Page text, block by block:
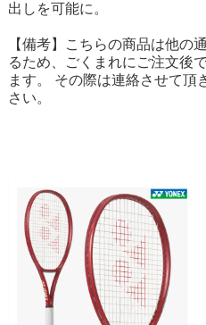
出しを可能に。
【備考】こちらの商品は他の
るため、ごくまれにご注文後
ます。 その際は連絡させて頂
さい。